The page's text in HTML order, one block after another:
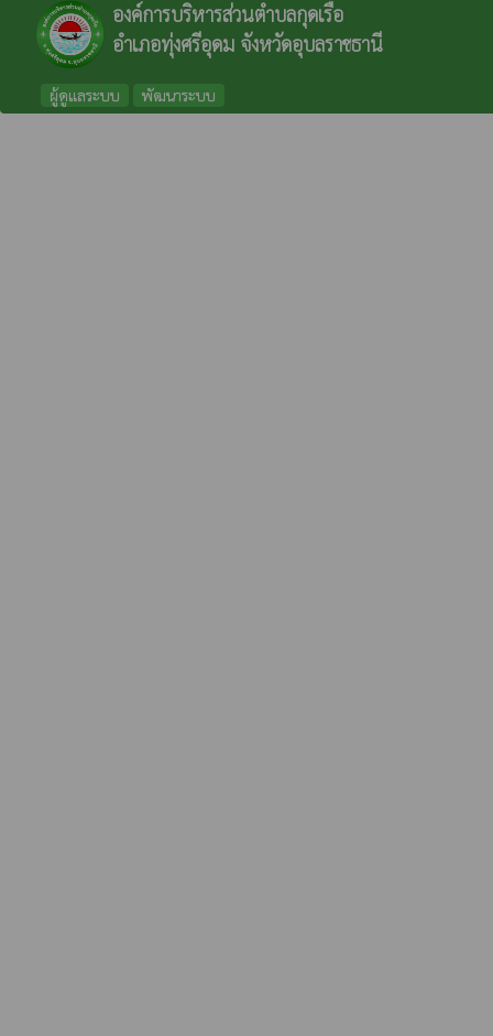
องค์การบริหารส่วนตำบลกุดเรือ
อำเภอทุ่งศรีอุดม จังหวัดอุบลราชธานี
ผู้ดูแลระบบ พัฒนาระบบ